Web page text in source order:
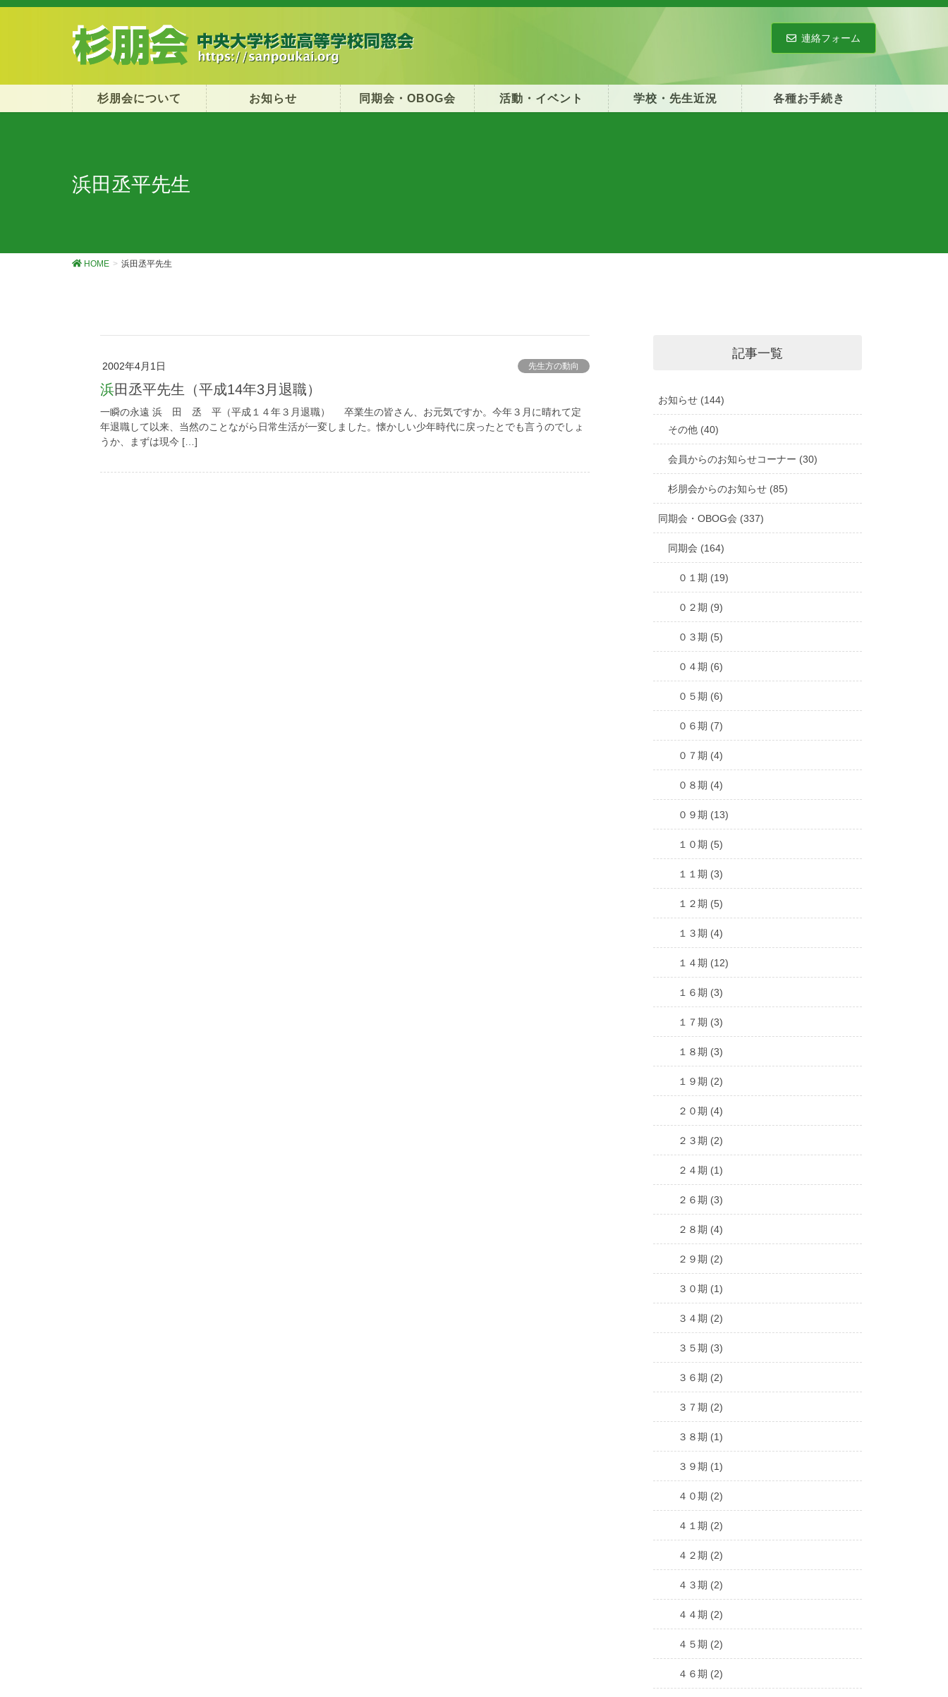
連絡フォーム
杉朋会について お知らせ 同期会・OBOG会 活動・イベント 学校・先生近況 各種お手続き
浜田丞平先生
HOME 浜田丞平先生
2002年4月1日 先生方の動向
浜田丞平先生（平成14年3月退職）
一瞬の永遠 浜 田 丞 平（平成１４年３月退職） 卒業生の皆さん、お元気ですか。今年３月に晴れて定
年退職して以来、当然のことながら日常生活が一変しました。懐かしい少年時代に戻ったとでも言うのでしょ
うか、まずは現今 […]
記事一覧
お知らせ (144)
その他 (40)
会員からのお知らせコーナー (30)
杉朋会からのお知らせ (85)
同期会・OBOG会 (337)
同期会 (164)
０１期 (19)
０２期 (9)
０３期 (5)
０４期 (6)
０５期 (6)
０６期 (7)
０７期 (4)
０８期 (4)
０９期 (13)
１０期 (5)
１１期 (3)
１２期 (5)
１３期 (4)
１４期 (12)
１６期 (3)
１７期 (3)
１８期 (3)
１９期 (2)
２０期 (4)
２３期 (2)
２４期 (1)
２６期 (3)
２８期 (4)
２９期 (2)
３０期 (1)
３４期 (2)
３５期 (3)
３６期 (2)
３７期 (2)
３８期 (1)
３９期 (1)
４０期 (2)
４１期 (2)
４２期 (2)
４３期 (2)
４４期 (2)
４５期 (2)
４６期 (2)